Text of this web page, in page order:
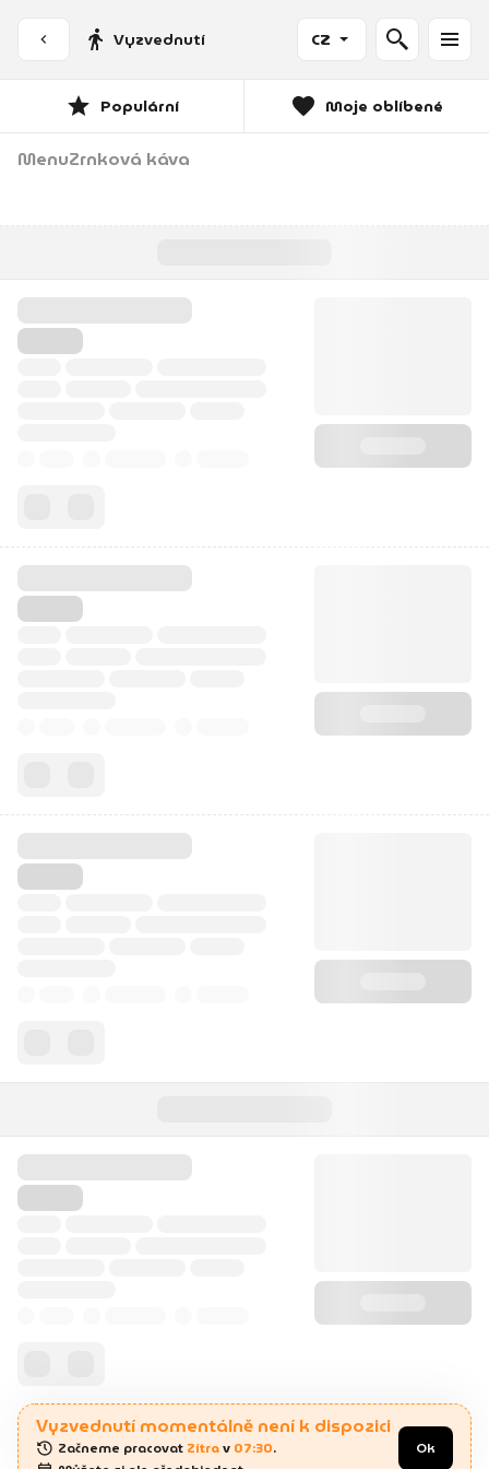
Vyzvednutí CZ
Populární Moje oblíbené
MenuZrnková káva
Vyzvednutí momentálně není k dispozici
Začneme pracovat Zítra v 07:30.
Ok